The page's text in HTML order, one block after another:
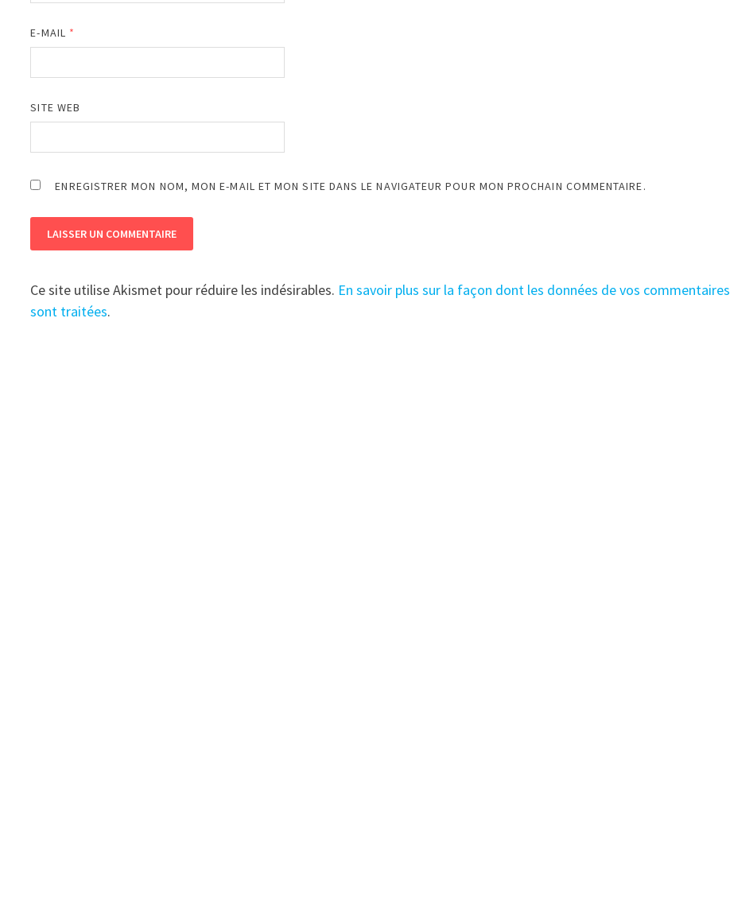
E-MAIL *
SITE WEB
ENREGISTRER MON NOM, MON E-MAIL ET MON SITE DANS LE NAVIGATEUR POUR MON PROCHAIN COMMENTAIRE.
Ce site utilise Akismet pour réduire les indésirables. En savoir plus sur la façon dont les données de vos commentaires
sont traitées.